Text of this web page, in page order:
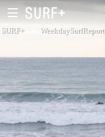
South Ibaraki
North Chiba
South Chiba
SURF+ WeekdaySurfReport